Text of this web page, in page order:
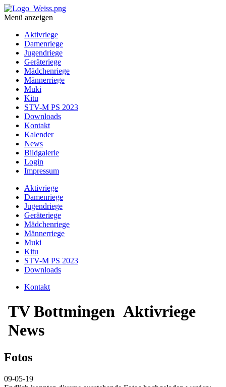
Menü anzeigen
Aktivriege
Damenriege
Jugendriege
Geräteriege
Mädchenriege
Männerriege
Muki
Kitu
STV-M PS 2023
Downloads
Kontakt
Kalender
News
Bildgalerie
Login
Impressum
Aktivriege
Damenriege
Jugendriege
Geräteriege
Mädchenriege
Männerriege
Muki
Kitu
STV-M PS 2023
Downloads
Kontakt
TV Bottmingen Aktivriege
News
Fotos
09-05-19